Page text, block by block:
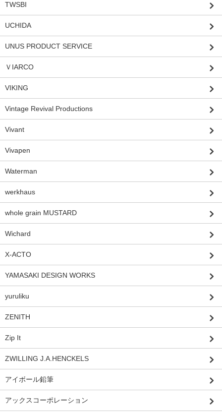
TWSBI
UCHIDA
UNUS PRODUCT SERVICE
ＶIARCO
VIKING
Vintage Revival Productions
Vivant
Vivapen
Waterman
werkhaus
whole grain MUSTARD
Wichard
X-ACTO
YAMASAKI DESIGN WORKS
yuruliku
ZENITH
Zip It
ZWILLING J.A.HENCKELS
アイボール鉛筆
アックスコーポレーション